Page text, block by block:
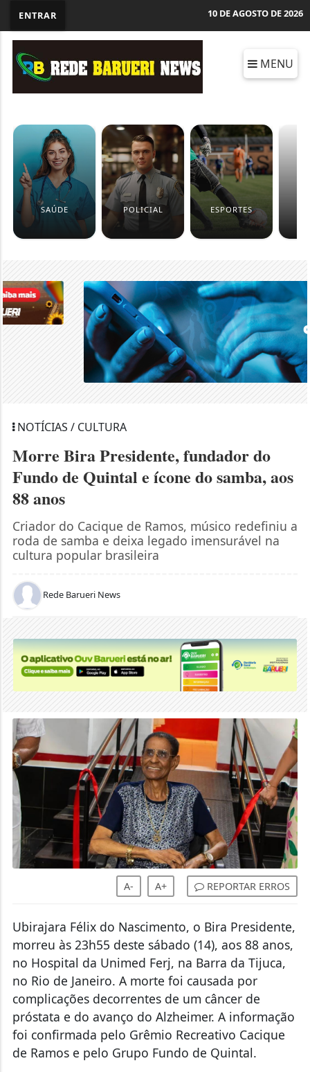
ENTRAR 10 DE AGOSTO DE 2026
MENU
SAÚDE POLICIAL ESPORTES
NOTÍCIAS / CULTURA
Morre Bira Presidente, fundador do
Fundo de Quintal e ícone do samba, aos
88 anos
Criador do Cacique de Ramos, músico redefiniu a
roda de samba e deixa legado imensurável na
cultura popular brasileira
Rede Barueri News
A- A+ REPORTAR ERROS
Ubirajara Félix do Nascimento, o Bira Presidente,
morreu às 23h55 deste sábado (14), aos 88 anos,
no Hospital da Unimed Ferj, na Barra da Tijuca,
no Rio de Janeiro. A morte foi causada por
complicações decorrentes de um câncer de
próstata e do avanço do Alzheimer. A informação
foi confirmada pelo Grêmio Recreativo Cacique
de Ramos e pelo Grupo Fundo de Quintal.